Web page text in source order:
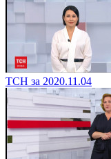
ТСН за 2020.11.04